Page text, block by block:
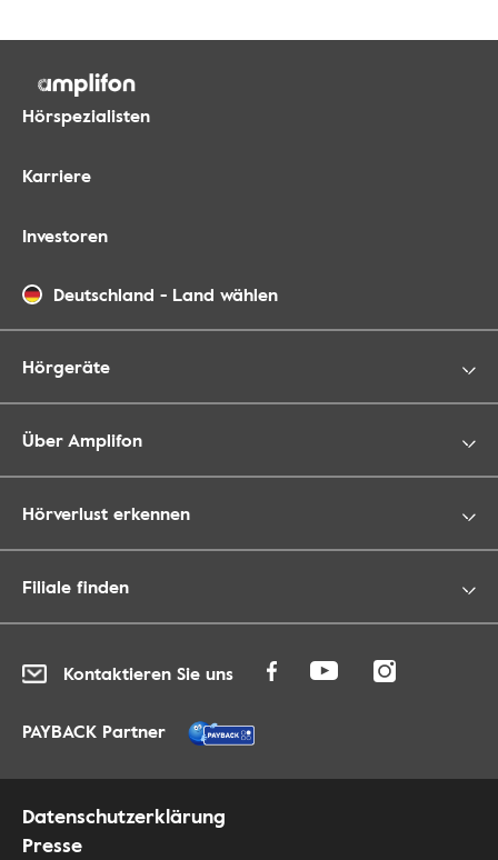
Hörspezialisten
Karriere
Investoren
Deutschland - Land wählen
Hörgeräte
Über Amplifon
Hörverlust erkennen
Filiale finden
Kontaktieren Sie uns
PAYBACK Partner
Datenschutzerklärung
Presse